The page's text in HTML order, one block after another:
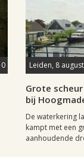
0 Leiden, 8
Grote
bij
De waterkering
kampt met een
aanhoudende